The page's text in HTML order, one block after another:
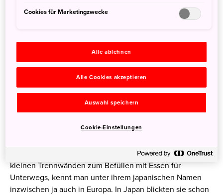
glaube ich, nicht mehr ausführlich erklären. Wir haben
dazu auch schon sehr viele Artikel auf unserer Seite, die
Bento Lunch Boxen am
japanischen Bahnhof – das
Ekiben
eine kleine Weiterentwicklung der japanischen
, Lunchboxen mit
kleinen Trennwänden zum Befüllen mit Essen für
Unterwegs, kennt man unter ihrem japanischen Namen
inzwischen ja auch in Europa. In Japan blickten sie schon
Cookies für Marketingzwecke
Alle ablehnen
Alle Cookies akzeptieren
Auswahl speichern
Cookie-Einstellungen